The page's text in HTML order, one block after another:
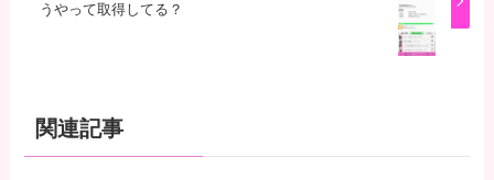
うやって取得してる？
関連記事